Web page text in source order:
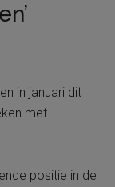
in januari dit
met
positie in de